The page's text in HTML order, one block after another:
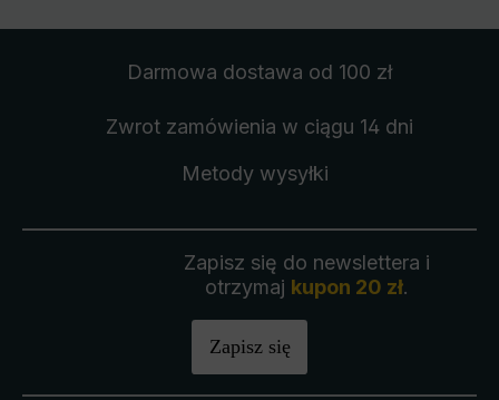
Darmowa dostawa od 100 zł
Zwrot zamówienia w ciągu 14 dni
Metody wysyłki
Zapisz się do newslettera i
otrzymaj kupon 20 zł.
Zapisz się